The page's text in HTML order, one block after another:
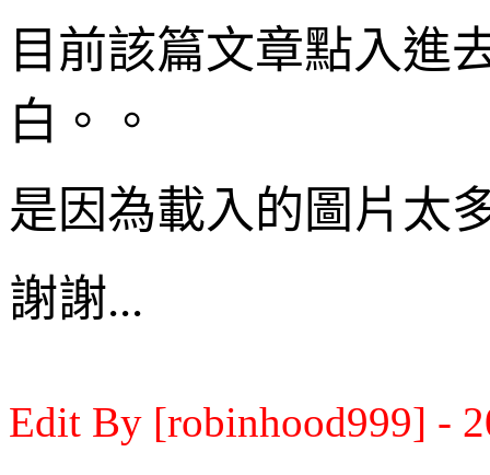
目前該篇文章點入進
白。。
是因為載入的圖片太
謝謝...
Edit By [robinhood999] -